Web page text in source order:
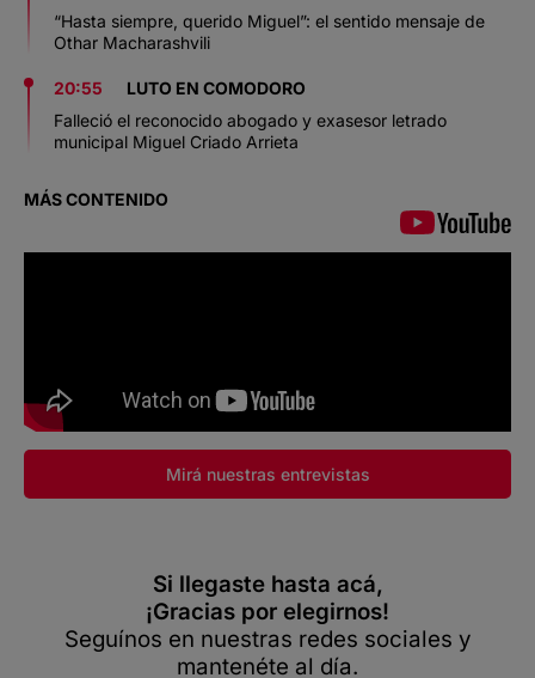
“Hasta siempre, querido Miguel”: el sentido mensaje de
Othar Macharashvili
20:55
LUTO EN COMODORO
Falleció el reconocido abogado y exasesor letrado
municipal Miguel Criado Arrieta
MÁS CONTENIDO
Mirá nuestras entrevistas
Si llegaste hasta acá,
¡Gracias por elegirnos!
Seguínos en nuestras redes sociales y
mantenéte al día.